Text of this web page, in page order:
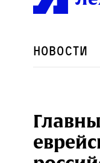
Новости